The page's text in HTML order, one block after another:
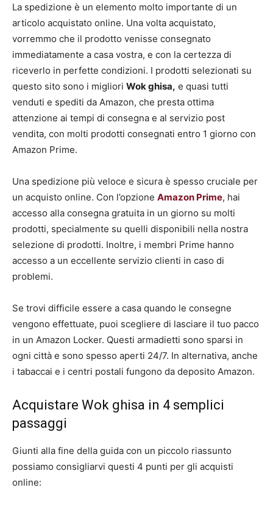
La spedizione è un elemento molto importante di un
articolo acquistato online. Una volta acquistato,
vorremmo che il prodotto venisse consegnato
immediatamente a casa vostra, e con la certezza di
riceverlo in perfette condizioni. I prodotti selezionati su
questo sito sono i migliori Wok ghisa, e quasi tutti
venduti e spediti da Amazon, che presta ottima
attenzione ai tempi di consegna e al servizio post
vendita, con molti prodotti consegnati entro 1 giorno con
Amazon Prime.
Una spedizione più veloce e sicura è spesso cruciale per
un acquisto online. Con l’opzione Amazon Prime, hai
accesso alla consegna gratuita in un giorno su molti
prodotti, specialmente su quelli disponibili nella nostra
selezione di prodotti. Inoltre, i membri Prime hanno
accesso a un eccellente servizio clienti in caso di
problemi.
Se trovi difficile essere a casa quando le consegne
vengono effettuate, puoi scegliere di lasciare il tuo pacco
in un Amazon Locker. Questi armadietti sono sparsi in
ogni città e sono spesso aperti 24/7. In alternativa, anche
i tabaccai e i centri postali fungono da deposito Amazon.
Acquistare Wok ghisa in 4 semplici
passaggi
Giunti alla fine della guida con un piccolo riassunto
possiamo consigliarvi questi 4 punti per gli acquisti
online: